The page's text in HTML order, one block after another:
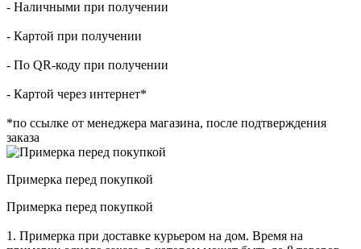
- Наличными при получении
- Картой при получении
- По QR-коду при получении
- Картой через интернет*
*по ссылке от менеджера магазина, после подтверждения
заказа
Примерка перед покупкой
Примерка перед покупкой
1. Примерка при доставке курьером на дом. Время на